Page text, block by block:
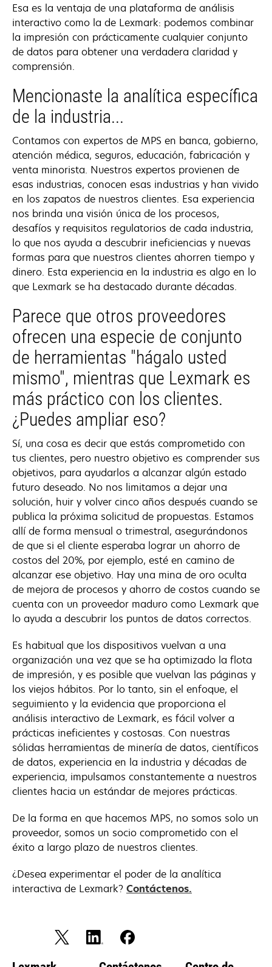
Esa es la ventaja de una plataforma de análisis
interactivo como la de Lexmark: podemos combinar
la impresión con prácticamente cualquier conjunto
de datos para obtener una verdadera claridad y
comprensión.
Mencionaste la analítica específica
de la industria...
Contamos con expertos de MPS en banca, gobierno,
atención médica, seguros, educación, fabricación y
venta minorista. Nuestros expertos provienen de
esas industrias, conocen esas industrias y han vivido
en los zapatos de nuestros clientes. Esa experiencia
nos brinda una visión única de los procesos,
desafíos y requisitos regulatorios de cada industria,
lo que nos ayuda a descubrir ineficiencias y nuevas
formas para que nuestros clientes ahorren tiempo y
dinero. Esta experiencia en la industria es algo en lo
que Lexmark se ha destacado durante décadas.
Parece que otros proveedores
ofrecen una especie de conjunto
de herramientas "hágalo usted
mismo", mientras que Lexmark es
más práctico con los clientes.
¿Puedes ampliar eso?
Sí, una cosa es decir que estás comprometido con
tus clientes, pero nuestro objetivo es comprender sus
objetivos, para ayudarlos a alcanzar algún estado
futuro deseado. No nos limitamos a dejar una
solución, huir y volver cinco años después cuando se
publica la próxima solicitud de propuestas. Estamos
allí de forma mensual o trimestral, asegurándonos
de que si el cliente esperaba lograr un ahorro de
costos del 20%, por ejemplo, esté en camino de
alcanzar ese objetivo. Hay una mina de oro oculta
de mejora de procesos y ahorro de costos cuando se
cuenta con un proveedor maduro como Lexmark que
lo ayuda a descubrir los puntos de datos correctos.
Es habitual que los dispositivos vuelvan a una
organización una vez que se ha optimizado la flota
de impresión, y es posible que vuelvan las páginas y
los viejos hábitos. Por lo tanto, sin el enfoque, el
seguimiento y la evidencia que proporciona el
análisis interactivo de Lexmark, es fácil volver a
prácticas ineficientes y costosas. Con nuestras
sólidas herramientas de minería de datos, científicos
de datos, experiencia en la industria y décadas de
experiencia, impulsamos constantemente a nuestros
clientes hacia un estándar de mejores prácticas.
De la forma en que hacemos MPS, no somos solo un
proveedor, somos un socio comprometido con el
éxito a largo plazo de nuestros clientes.
¿Desea experimentar el poder de la analítica
interactiva de Lexmark? Contáctenos.